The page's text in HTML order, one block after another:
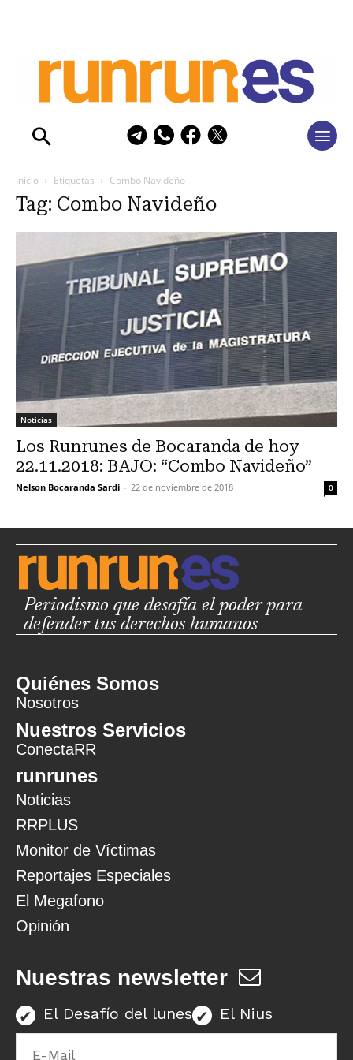
Inicio Etiquetas Combo Navideño
Tag: Combo Navideño
Noticias
Los Runrunes de Bocaranda de hoy
22.11.2018: BAJO: “Combo Navideño”
Nelson Bocaranda Sardi - 22 de noviembre de 2018 0
Periodismo que desafía el poder para
defender tus derechos humanos
Quiénes Somos
Nosotros
Nuestros Servicios
ConectaRR
runrunes
Noticias
RRPLUS
Monitor de Víctimas
Reportajes Especiales
El Megafono
Opinión
Nuestras newsletter
El Desafío del lunes El Nius